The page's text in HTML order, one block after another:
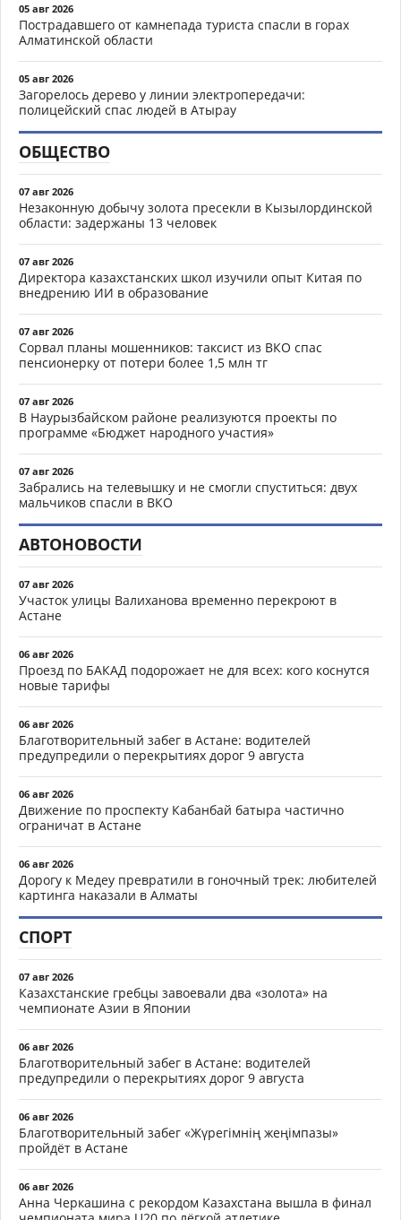
05 авг 2026
Пострадавшего от камнепада туриста спасли в горах
Алматинской области
05 авг 2026
Загорелось дерево у линии электропередачи:
полицейский спас людей в Атырау
ОБЩЕСТВО
07 авг 2026
Незаконную добычу золота пресекли в Кызылординской
области: задержаны 13 человек
07 авг 2026
Директора казахстанских школ изучили опыт Китая по
внедрению ИИ в образование
07 авг 2026
Сорвал планы мошенников: таксист из ВКО спас
пенсионерку от потери более 1,5 млн тг
07 авг 2026
В Наурызбайском районе реализуются проекты по
программе «Бюджет народного участия»
07 авг 2026
Забрались на телевышку и не смогли спуститься: двух
мальчиков спасли в ВКО
АВТОНОВОСТИ
07 авг 2026
Участок улицы Валиханова временно перекроют в
Астане
06 авг 2026
Проезд по БАКАД подорожает не для всех: кого коснутся
новые тарифы
06 авг 2026
Благотворительный забег в Астане: водителей
предупредили о перекрытиях дорог 9 августа
06 авг 2026
Движение по проспекту Кабанбай батыра частично
ограничат в Астане
06 авг 2026
Дорогу к Медеу превратили в гоночный трек: любителей
картинга наказали в Алматы
СПОРТ
07 авг 2026
Казахстанские гребцы завоевали два «золота» на
чемпионате Азии в Японии
06 авг 2026
Благотворительный забег в Астане: водителей
предупредили о перекрытиях дорог 9 августа
06 авг 2026
Благотворительный забег «Жүрегімнің жеңімпазы»
пройдёт в Астане
06 авг 2026
Анна Черкашина с рекордом Казахстана вышла в финал